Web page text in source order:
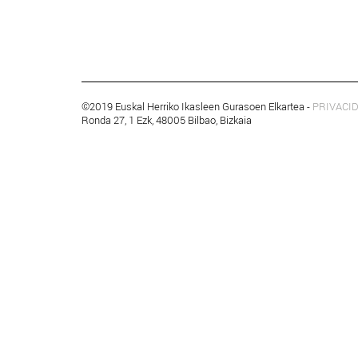
©2019 Euskal Herriko Ikasleen Gurasoen Elkartea -
Ronda 27, 1 Ezk, 48005 Bilbao, Bizkaia